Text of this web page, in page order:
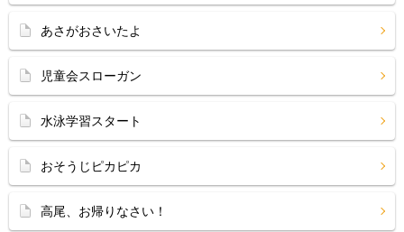
あさがおさいたよ
児童会スローガン
水泳学習スタート
おそうじピカピカ
高尾、お帰りなさい！